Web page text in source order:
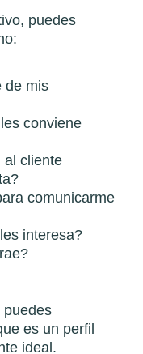
puedes
de mis
conviene
al cliente
comunicarme
interesa?
puedes
es un perfil
ideal.